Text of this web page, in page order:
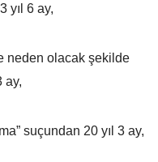
yıl 6 ay,
neden olacak şekilde
ay,
suçundan 20 yıl 3 ay,